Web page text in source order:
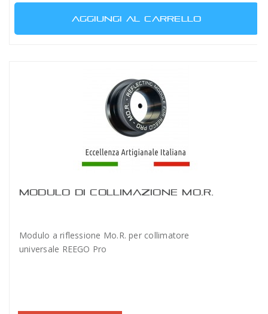
AGGIUNGI AL CARRELLO
MODULO DI COLLIMAZIONE MO.R.
Modulo a riflessione Mo.R. per collimatore
universale REEGO Pro